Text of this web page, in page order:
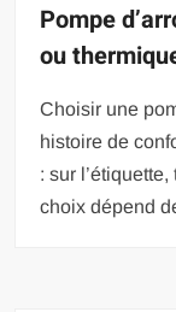
Pompe
ou
Choisir une
histoire de
: sur
choix dépend